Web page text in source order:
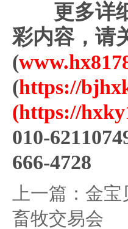
更多详
彩内容，请
(
(https://
(https://
010-
666-4728
上一篇： 金宝
畜牧交易会